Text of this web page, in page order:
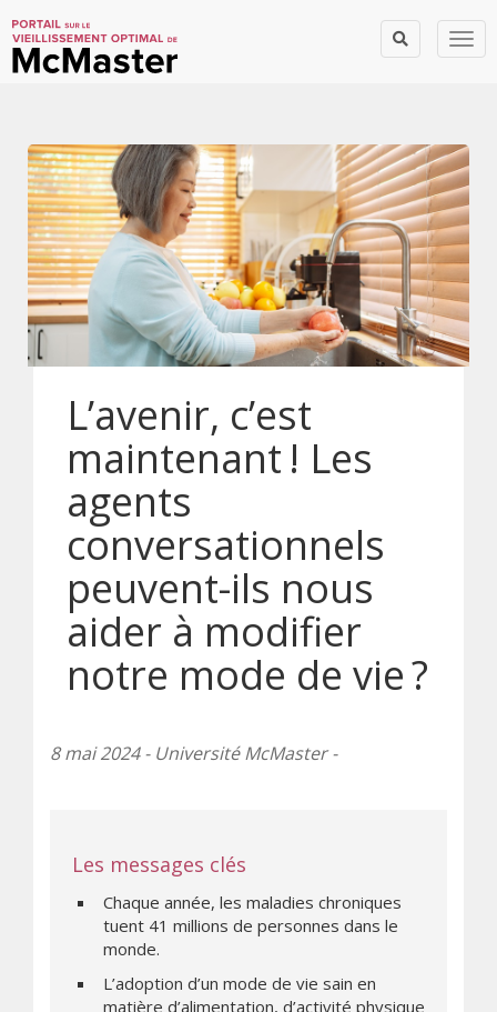
L’avenir, c’est
maintenant ! Les
agents
conversationnels
peuvent-ils nous
aider à modifier
notre mode de vie ?
8 mai 2024 - Université McMaster -
Les messages clés
Chaque année, les maladies chroniques
tuent 41 millions de personnes dans le
monde.
L’adoption d’un mode de vie sain en
matière d’alimentation, d’activité physique